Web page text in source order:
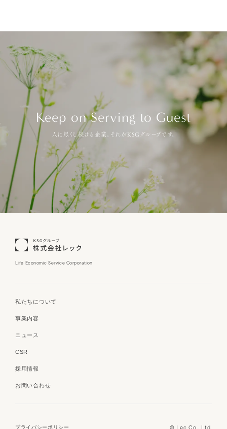
Keep on Serving to Guest
人に尽くし続ける企業。それがKSGグループです。
Life Economic Service Corporation
私たちについて
事業内容
ニュース
CSR
採用情報
お問い合わせ
プライバシーポリシー © Lec Co., Ltd.